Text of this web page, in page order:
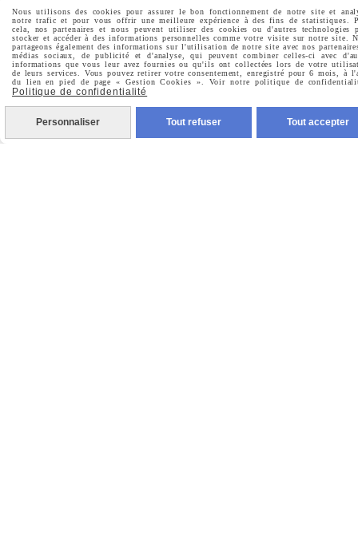
Nous Suivre
 Facebook
Nous utilisons des cookies pour assurer le bon fonctionnement de notre site et
notre trafic et pour vous offrir une meilleure expérience à des fins de statistiques.
cela, nos partenaires et nous peuvent utiliser des cookies ou d'autres technologies
stocker et accéder à des informations personnelles comme votre visite sur notre site.
partageons également des informations sur l'utilisation de notre site avec nos
médias sociaux, de publicité et d'analyse, qui peuvent combiner celles-ci avec
informations que vous leur avez fournies ou qu'ils ont collectées lors de votre
de leurs services. Vous pouvez retirer votre consentement, enregistré pour 6 mois, à
du lien en pied de page « Gestion Cookies ». Voir notre politique de
Politique de confidentialité
Personnaliser Tout refuser Tout accepter